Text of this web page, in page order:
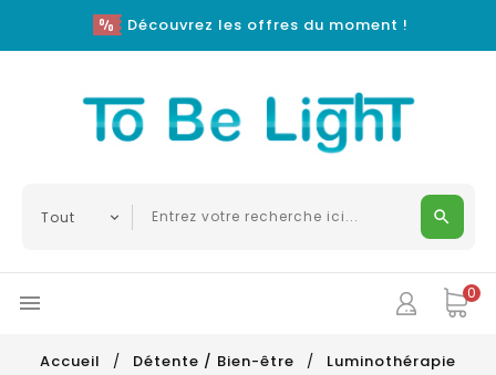
Découvrez les offres du moment !
 0
Accueil Détente / Bien-être Luminothérapie